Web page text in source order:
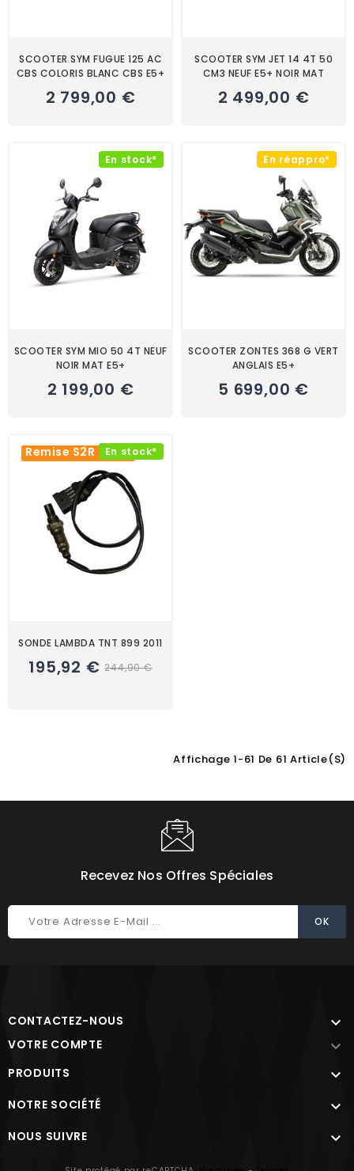
SCOOTER SYM FUGUE 125 AC
CBS COLORIS BLANC CBS E5+
2 799,00 €
SCOOTER SYM JET 14 4T 50
CM3 NEUF E5+ NOIR MAT
2 499,00 €
En stock*
SCOOTER SYM MIO 50 4T NEUF
NOIR MAT E5+
2 199,00 €
En réappro*
SCOOTER ZONTES 368 G VERT
ANGLAIS E5+
5 699,00 €
En stock*
Remise S2R -20%
SONDE LAMBDA TNT 899 2011
195,92 € 244,90 €
Affichage 1-61 De 61 Article(s)
Recevez Nos Offres Spéciales
CONTACTEZ-NOUS 
VOTRE COMPTE 
PRODUITS 
NOTRE SOCIÉTÉ 
NOUS SUIVRE 